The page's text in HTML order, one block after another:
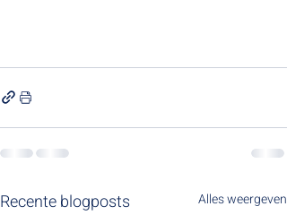
Recente blogposts Alles weergeven